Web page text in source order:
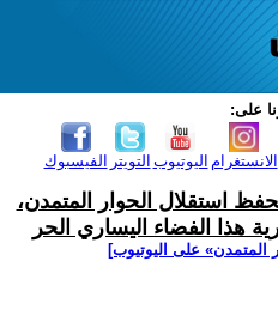
على:
الفيسبوك التويتر اليوتيوب الانستغرام
استقلال الحوار المتمدن،
هذا الفضاء اليساري الحر
المتمدن» على اليوتيوب]